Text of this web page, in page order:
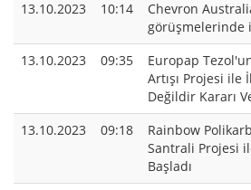
13.10.2023
10:14
Chevron
görüşmelerinde
13.10.2023
09:35
Europap
Artışı Projesi ile
Değildir Kararı
13.10.2023
09:18
Rainbow
Santrali Projesi
Başladı